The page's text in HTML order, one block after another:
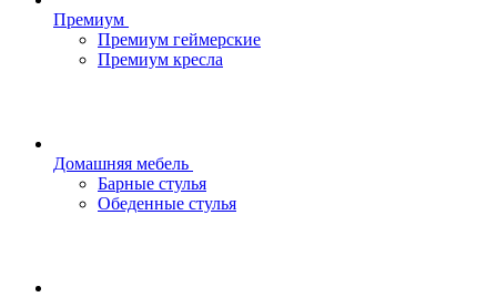
Премиум
Премиум геймерские
Премиум кресла
Домашняя мебель
Барные стулья
Обеденные стулья